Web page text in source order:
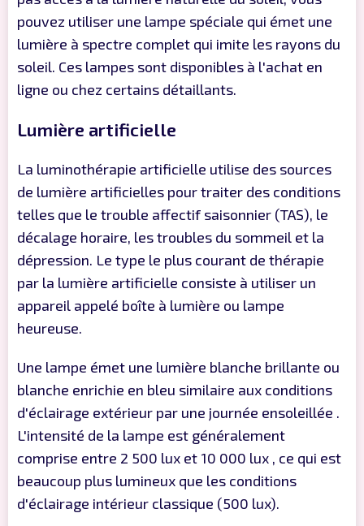
pouvez utiliser une lampe spéciale qui émet une
lumière à spectre complet qui imite les rayons du
soleil. Ces lampes sont disponibles à l'achat en
ligne ou chez certains détaillants.
Lumière artificielle
La luminothérapie artificielle utilise des sources
de lumière artificielles pour traiter des conditions
telles que le trouble affectif saisonnier (TAS), le
décalage horaire, les troubles du sommeil et la
dépression. Le type le plus courant de thérapie
par la lumière artificielle consiste à utiliser un
appareil appelé boîte à lumière ou lampe
heureuse.
Une lampe émet une lumière blanche brillante ou
blanche enrichie en bleu similaire aux conditions
d'éclairage extérieur par une journée ensoleillée .
L'intensité de la lampe est généralement
comprise entre 2 500 lux et 10 000 lux , ce qui est
beaucoup plus lumineux que les conditions
d'éclairage intérieur classique (500 lux).